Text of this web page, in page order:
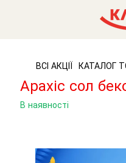
ВСІ АКЦІЇ КАТАЛОГ
Арахіс сол
В наявності